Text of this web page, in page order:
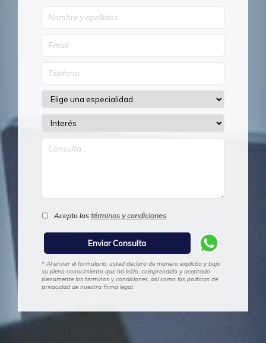
Acepto los términos y condiciones
* Al enviar el formulario, usted declara de manera explícita y bajo
su pleno conocimiento que ha leído, comprendido y aceptado
plenamente los términos y condiciones, así como las políticas de
privacidad de nuestra firma legal.